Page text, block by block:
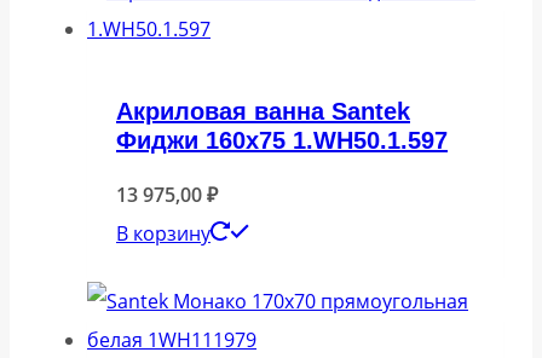
Акриловая ванна Santek
Фиджи 160х75 1.WH50.1.597
13 975,00₽
В корзину